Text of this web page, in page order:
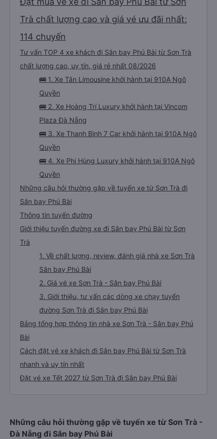
Trà chất lượng cao và giá vé ưu đãi nhất:
114 chuyến
Tư vấn TOP 4 xe khách đi Sân bay Phú Bài từ Sơn Trà
chất lượng cao, uy tín, giá rẻ nhất 08/2026
🚌 1. Xe Tân Limousine khởi hành tại 910A Ngô
Quyền
🚌 2. Xe Hoàng Trí Luxury khởi hành tại Vincom
Plaza Đà Nẵng
🚌 3. Xe Thanh Bình 7 Car khởi hành tại 910A Ngô
Quyền
🚌 4. Xe Phi Hùng Luxury khởi hành tại 910A Ngô
Quyền
Những câu hỏi thường gặp về tuyến xe từ Sơn Trà đi
Sân bay Phú Bài
Thông tin tuyến đường
Giới thiệu tuyến đường xe đi Sân bay Phú Bài từ Sơn
Trà
1. Về chất lượng, review, đánh giá nhà xe Sơn Trà
Sân bay Phú Bài
2. Giá vé xe Sơn Trà - Sân bay Phú Bài
3. Giới thiệu, tư vấn các dòng xe chạy tuyến
đường Sơn Trà đi Sân bay Phú Bài
Bảng tổng hợp thông tin nhà xe Sơn Trà - Sân bay Phú
Bài
Cách đặt vé xe khách đi Sân bay Phú Bài từ Sơn Trà
nhanh và uy tín nhất
Đặt vé xe Tết 2027 từ Sơn Trà đi Sân bay Phú Bài
Những câu hỏi thường gặp về tuyến xe từ Sơn Trà -
Đà Nẵng đi Sân bay Phú Bài